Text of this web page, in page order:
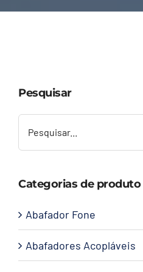
Pesquisar
Categorias de produto
Abafador Fone
Abafadores Acopláveis